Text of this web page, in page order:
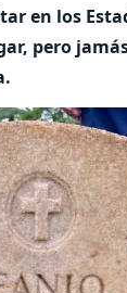
en los
pero